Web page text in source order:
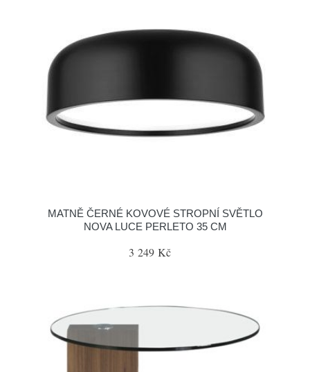
MATNĚ ČERNÉ KOVOVÉ STROPNÍ SVĚTLO
NOVA LUCE PERLETO 35 CM
3 249 Kč